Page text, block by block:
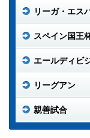
リーガ・エス
スペイン国王
エールディビ
リーグアン
親善試合